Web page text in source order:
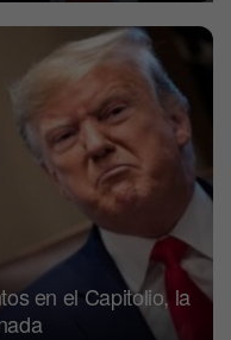
en el Capitolio, la